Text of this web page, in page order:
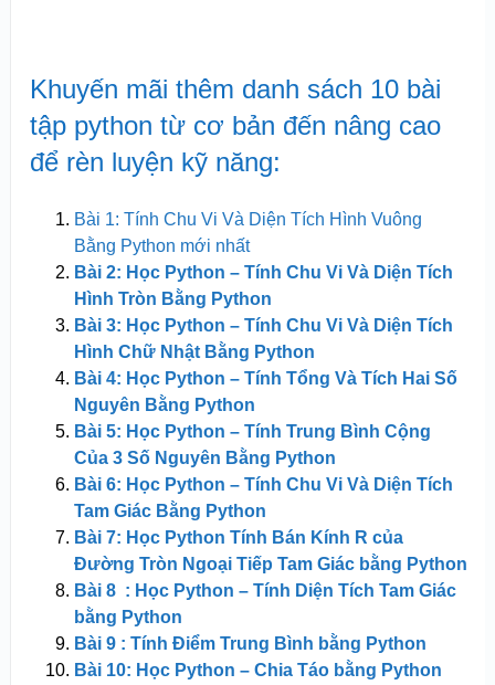
Khuyến mãi thêm danh sách 10 bài
tập python từ cơ bản đến nâng cao
để rèn luyện kỹ năng:
Bài 1: Tính Chu Vi Và Diện Tích Hình Vuông
Bằng Python mới nhất
Bài 2: Học Python – Tính Chu Vi Và Diện Tích
Hình Tròn Bằng Python
Bài 3: Học Python – Tính Chu Vi Và Diện Tích
Hình Chữ Nhật Bằng Python
Bài 4: Học Python – Tính Tổng Và Tích Hai Số
Nguyên Bằng Python
Bài 5: Học Python – Tính Trung Bình Cộng
Của 3 Số Nguyên Bằng Python
Bài 6: Học Python – Tính Chu Vi Và Diện Tích
Tam Giác Bằng Python
Bài 7: Học Python Tính Bán Kính R của
Đường Tròn Ngoại Tiếp Tam Giác bằng Python
Bài 8 : Học Python – Tính Diện Tích Tam Giác
bằng Python
Bài 9 : Tính Điểm Trung Bình bằng Python
Bài 10: Học Python – Chia Táo bằng Python